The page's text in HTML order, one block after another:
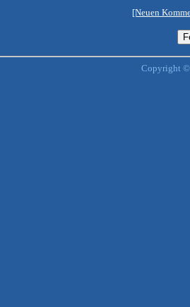
[Neuen
Copyright ©